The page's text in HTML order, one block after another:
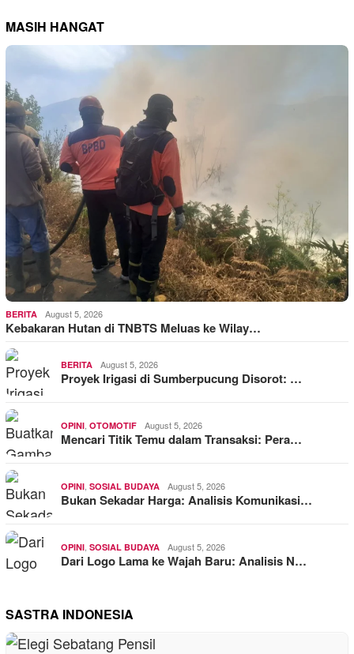
MASIH HANGAT
BERITA August 5, 2026
Kebakaran Hutan di TNBTS Meluas ke Wilay…
BERITA August 5, 2026
Proyek Irigasi di Sumberpucung Disorot: …
OPINI OTOMOTIF August 5, 2026
Mencari Titik Temu dalam Transaksi: Pera…
OPINI SOSIAL BUDAYA August 5, 2026
Bukan Sekadar Harga: Analisis Komunikasi…
OPINI SOSIAL BUDAYA August 5, 2026
Dari Logo Lama ke Wajah Baru: Analisis N…
SASTRA INDONESIA